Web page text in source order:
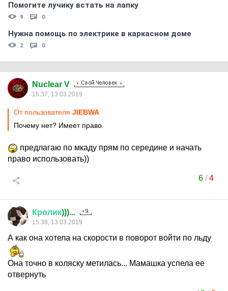
Помогите лучику встать на лапку
9 0
Нужна помощь по электрике в каркасном доме
2 0
Nuclear V
15:37, 13.03.2019
От пользователя JIEBWA
Почему нет? Имеет право.
предлагаю по мкаду прям по середине и начать
право использовать))
6/4
Кролик)))...
15:38, 13.03.2019
А как она хотела на скорости в поворот войти по льду
Она точно в коляску метилась... Мамашка успела ее
отвернуть